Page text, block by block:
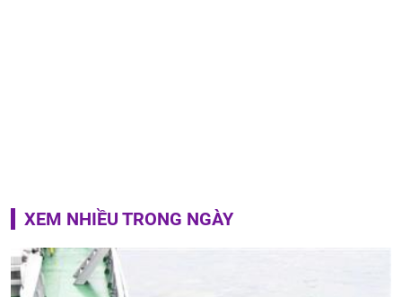
XEM NHIỀU TRONG NGÀY